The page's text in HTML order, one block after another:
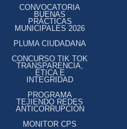
CONVOCATORIA
BUENAS
PRÁCTICAS
MUNICIPALES 2026
PLUMA CIUDADANA
CONCURSO TIK TOK
TRANSPARENCIA,
ÉTICA E
INTEGRIDAD
PROGRAMA
TEJIENDO REDES
ANTICORRUPCIÓN
MONITOR CPS